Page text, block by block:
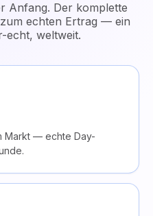
Anfang. Der komplette
echten Ertrag — ein
echt, weltweit.
Markt — echte Day-